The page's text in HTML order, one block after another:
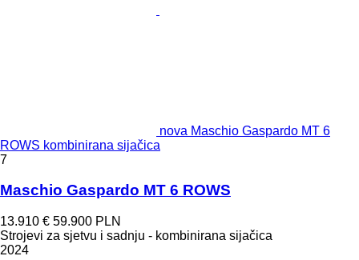
nova Maschio Gaspardo MT 6
ROWS kombinirana sijačica
7
Maschio Gaspardo MT 6 ROWS
13.910 € 59.900 PLN
Strojevi za sjetvu i sadnju - kombinirana sijačica
2024